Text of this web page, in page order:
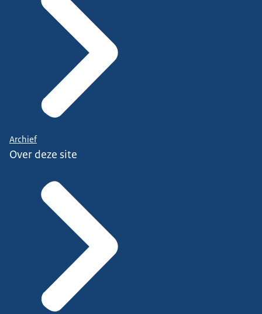
Archief
Over deze site